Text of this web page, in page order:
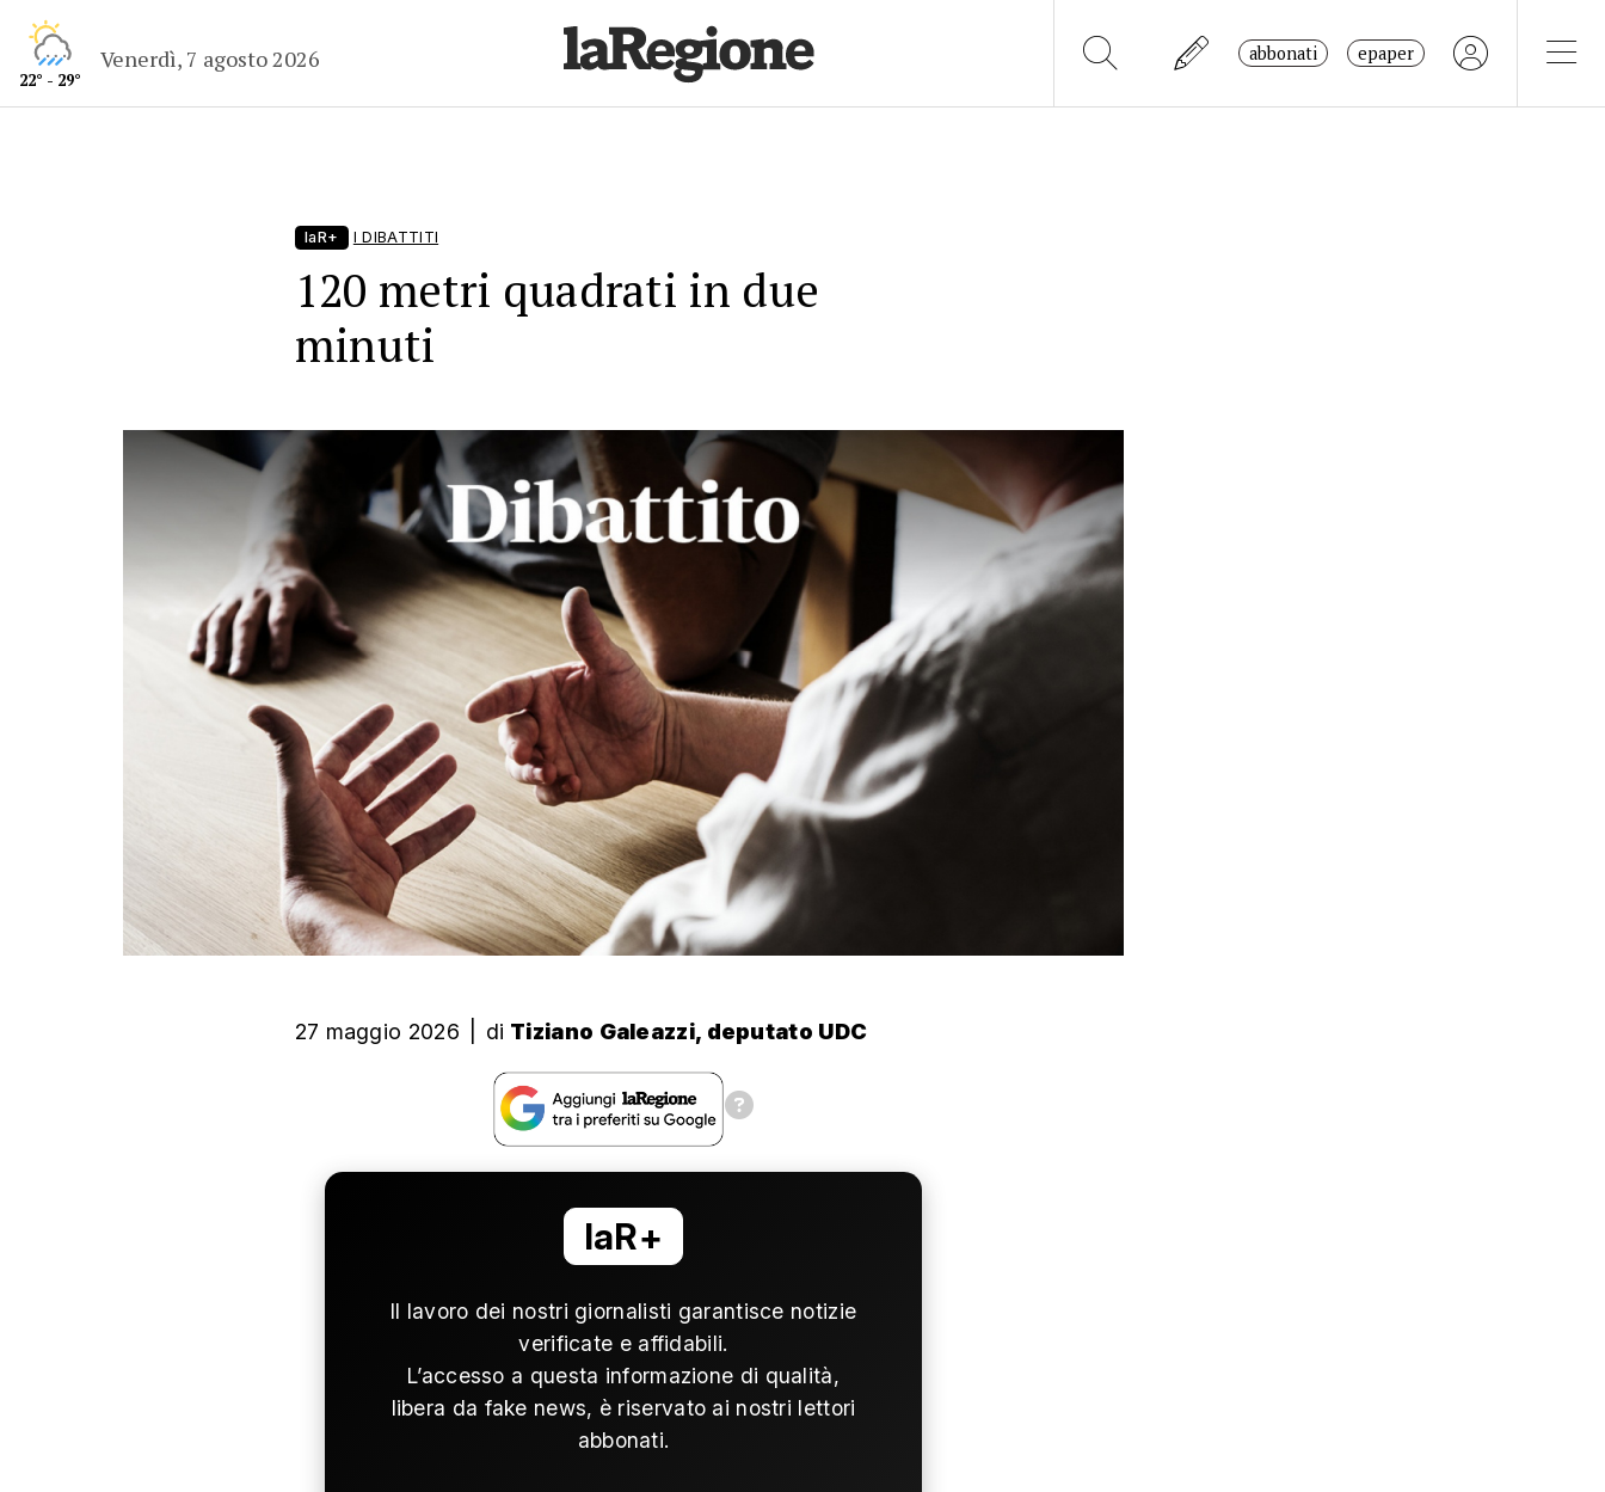
22° - 29°
Venerdì, 7 agosto 2026 abbonati epaper
laR+ I DIBATTITI
120 metri quadrati in due
minuti
27 maggio 2026 di Tiziano Galeazzi, deputato UDC
laR+
Il lavoro dei nostri giornalisti garantisce notizie
verificate e affidabili.
L’accesso a questa informazione di qualità,
libera da fake news, è riservato ai nostri lettori
abbonati.